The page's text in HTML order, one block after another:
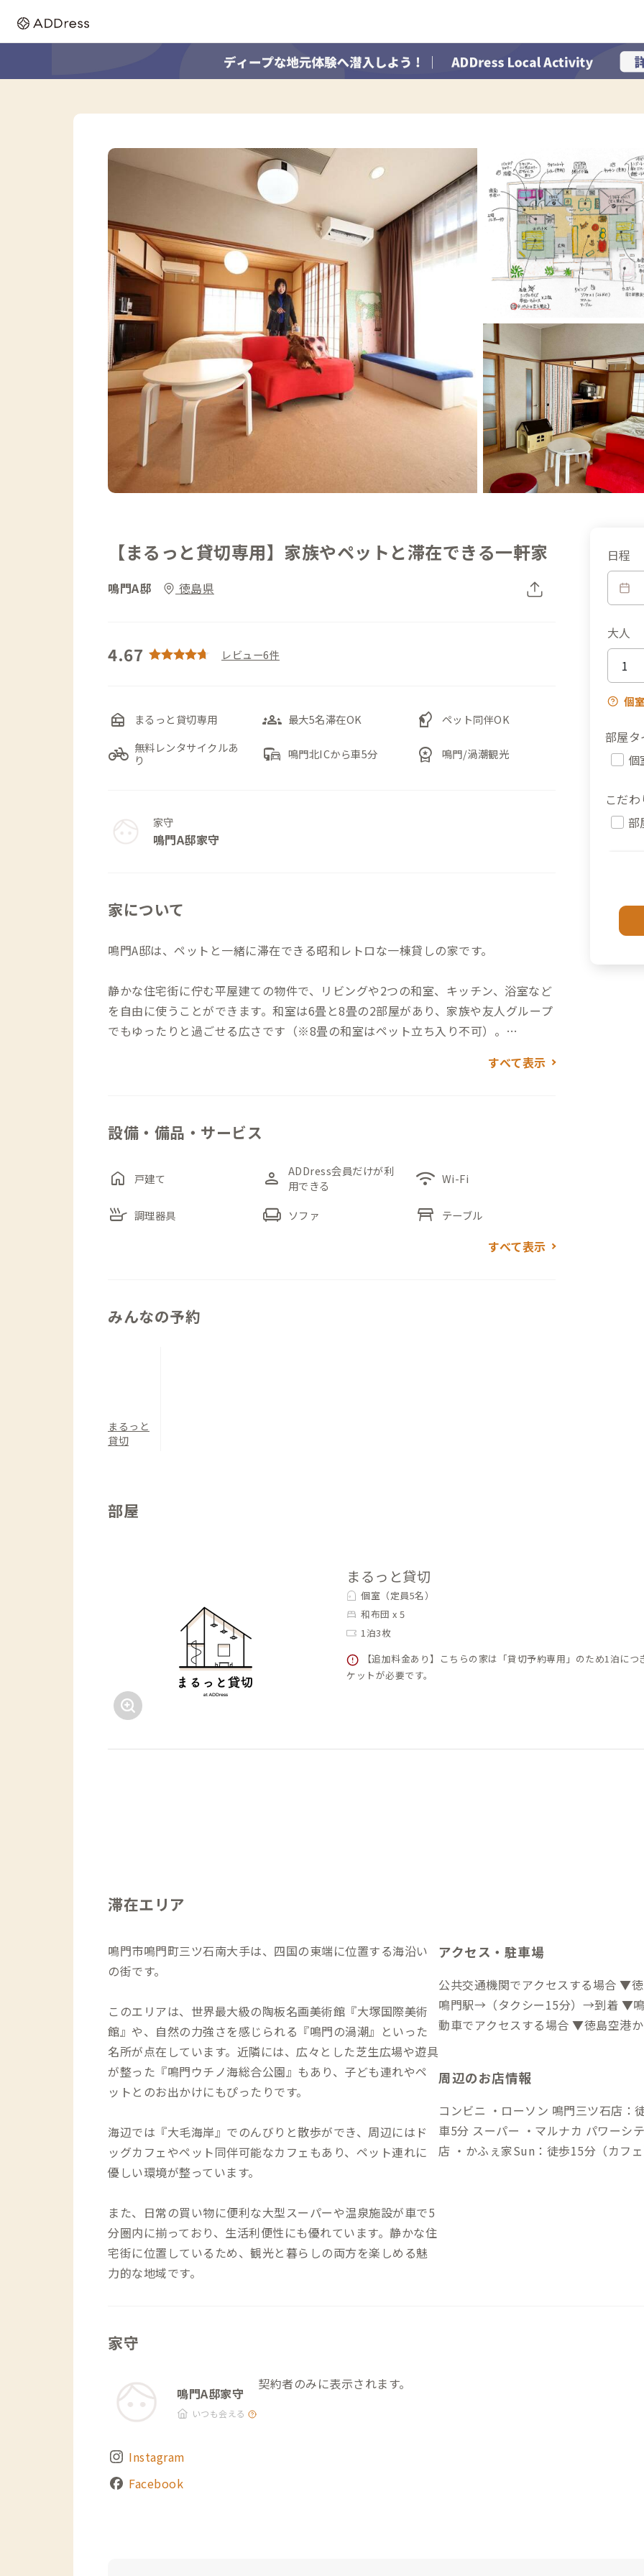
【まるっと貸切専用】家族やペットと滞在できる一軒家
鳴門A邸 徳島県
4.67 レビュー6件
nest_multi_room まるっと貸切専用 groups_3 最大5名滞在OK sound_detection_dog_barking ペット同伴OK
pedal_bike 無料レンタサイクルあ
り
commute 鳴門北ICから車5分 workspace_premium 鳴門/渦潮観光
家守
鳴門A邸家守
家について
鳴門A邸は、ペットと一緒に滞在できる昭和レトロな一棟貸しの家です。
静かな住宅街に佇む平屋建ての物件で、リビングや2つの和室、キッチン、浴室など
を自由に使うことができます。和室は6畳と8畳の2部屋があり、家族や友人グループ
でもゆったりと過ごせる広さです（※8畳の和室はペット立ち入り不可）。
敷地内には屋根付きのカーポートがあり、雨の日の車利用にも便利。徒歩1分の場所
の拠点としても適した立地です。
落ち着いた空間で、ゆったりとした「鳴門時間」をお楽しみください。
すべて表示
設備・備品・サービス
home 戸建て person
ADDress会員だけが利
用できる
wifi Wi-Fi
skillet 調理器具 chair ソファ table_restaurant テーブル
すべて表示
日程
大人
個
部屋タ
個
こだ
部
みんなの予約
まるっと
貸切
部屋
まるっと貸切
個室（定員5名）
和布団 x 5
1泊3枚
【追加料金あり】こちらの家は「貸切予約専用」のため1泊につ
ケットが必要です。
滞在エリア
鳴門市鳴門町三ツ石南大手は、四国の東端に位置する海沿い
の街です。
このエリアは、世界最大級の陶板名画美術館『大塚国際美術
館』や、自然の力強さを感じられる『鳴門の渦潮』といった
名所が点在しています。近隣には、広々とした芝生広場や遊具
が整った『鳴門ウチノ海総合公園』もあり、子ども連れやペ
ットとのお出かけにもぴったりです。
海辺では『大毛海岸』でのんびりと散歩ができ、周辺にはド
ッグカフェやペット同伴可能なカフェもあり、ペット連れに
優しい環境が整っています。
また、日常の買い物に便利な大型スーパーや温泉施設が車で5
分圏内に揃っており、生活利便性にも優れています。静かな住
宅街に位置しているため、観光と暮らしの両方を楽しめる魅
力的な地域です。
アクセス・駐車場
公共交通機関でアクセスする場合 ▼
鳴門駅→（タクシー15分）→到着 ▼鳴門駅から →（タクシー15分）→到着 自
動車でアクセスする場合 ▼徳島空港から
周辺のお店情報
コンビニ ・ローソン 鳴門三ツ石店：
車5分 スーパー ・マルナカ パワーシティ鳴門店：車5分（大型スーパー） 飲食
店 ・かふぇ家Sun：徒歩15分（カフ
家守
鳴門A邸家守
いつも会える
Instagram
Facebook
契約者のみに表示されます。